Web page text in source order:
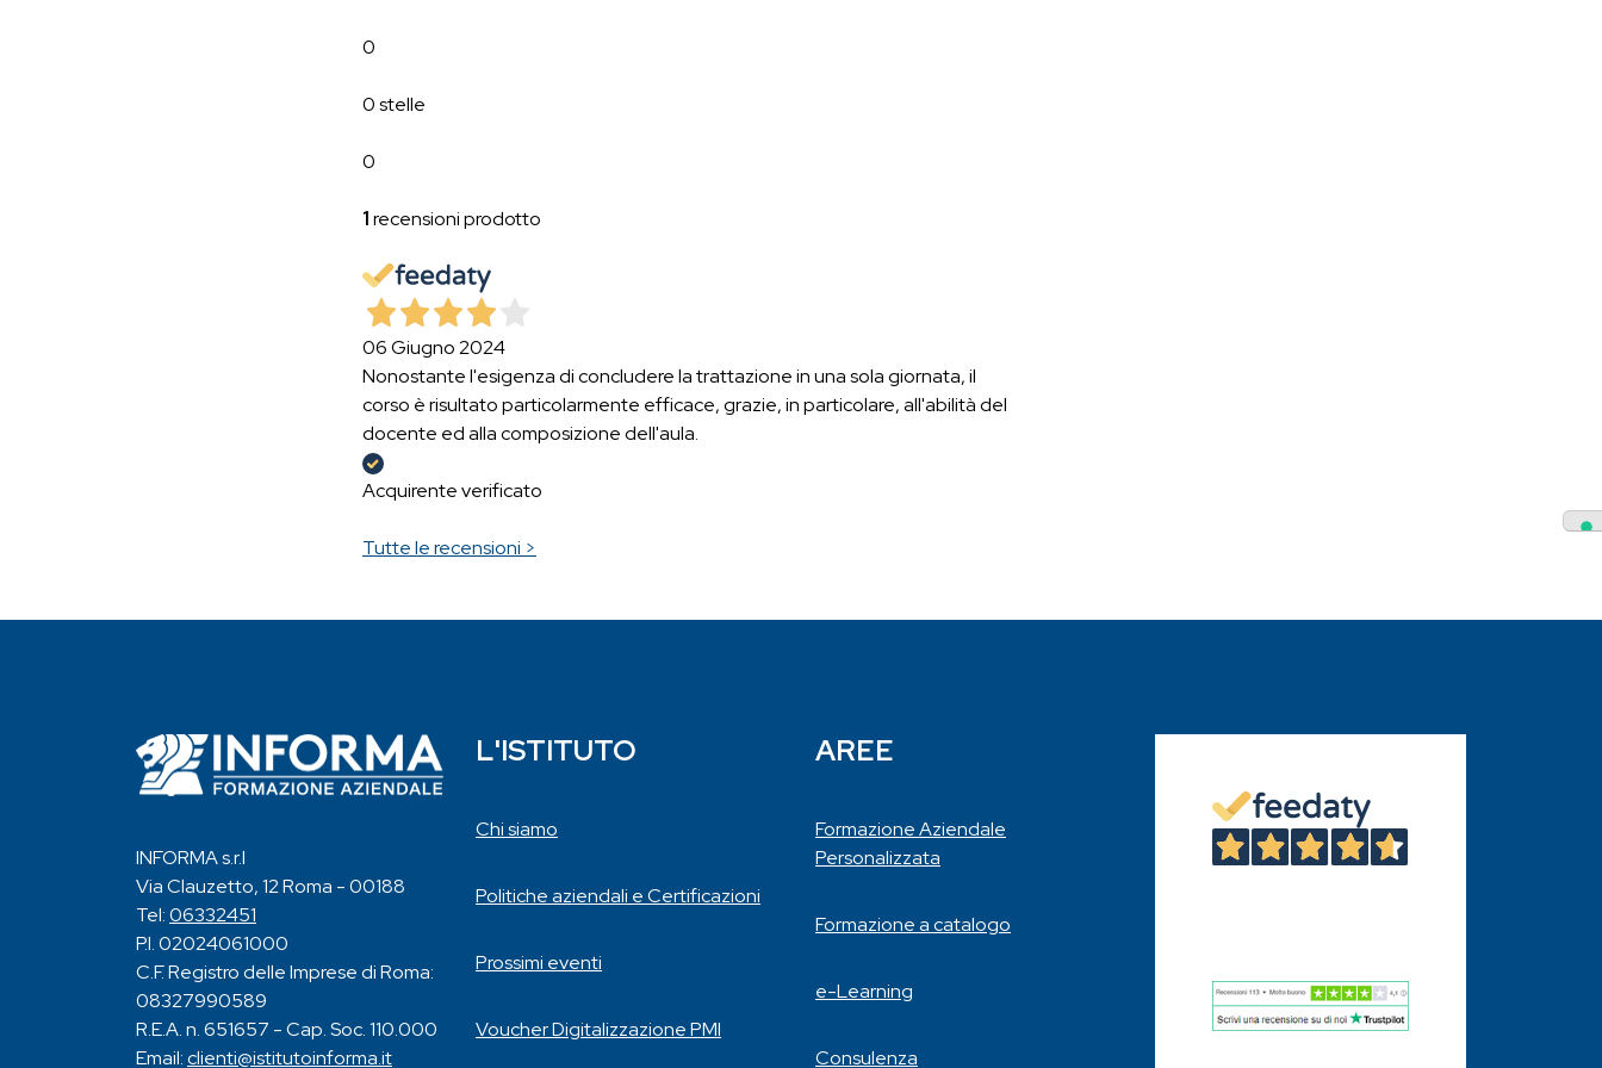
0
0 stelle
0
1recensioni prodotto
06 Giugno 2024
Nonostante l'esigenza di concludere la trattazione in una sola giornata, il
corso è risultato particolarmente efficace, grazie, in particolare, all'abilità del
docente ed alla composizione dell'aula.
Acquirente verificato
Tutte le recensioni >
INFORMA s.r.l
Via Clauzetto, 12 Roma - 00188
Tel:06332451
P.I. 02024061000
C.F. Registro delle Imprese di Roma:
08327990589
R.E.A. n. 651657 - Cap. Soc. 110.000
Email:clienti@istitutoinforma.it
L'ISTITUTO
Chi siamo
Politiche aziendali e Certificazioni
Prossimi eventi
Voucher Digitalizzazione PMI
AREE
Formazione Aziendale
Personalizzata
Formazione a catalogo
e-Learning
Consulenza